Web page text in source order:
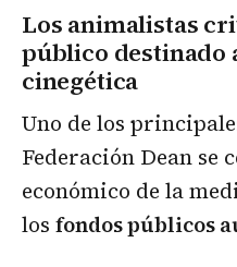
Los animalistas
público destinado
cinegética
Uno de los
Federación Dean se
económico de la
los fondos públicos